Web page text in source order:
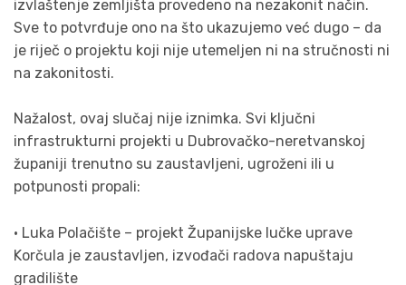
izvlaštenje zemljišta provedeno na nezakonit način.
Sve to potvrđuje ono na što ukazujemo već dugo – da
je riječ o projektu koji nije utemeljen ni na stručnosti ni
na zakonitosti.
Nažalost, ovaj slučaj nije iznimka. Svi ključni
infrastrukturni projekti u Dubrovačko-neretvanskoj
županiji trenutno su zaustavljeni, ugroženi ili u
potpunosti propali:
• Luka Polačište – projekt Županijske lučke uprave
Korčula je zaustavljen, izvođači radova napuštaju
gradilište